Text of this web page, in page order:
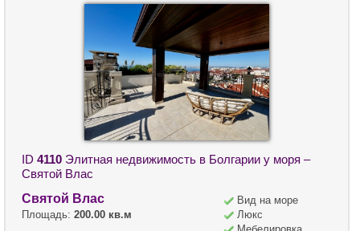
ID 4110 Элитная недвижимость в Болгарии у моря –
Святой Влас
Святой Влас
Площадь: 200.00 кв.м
Вид на море
Люкс